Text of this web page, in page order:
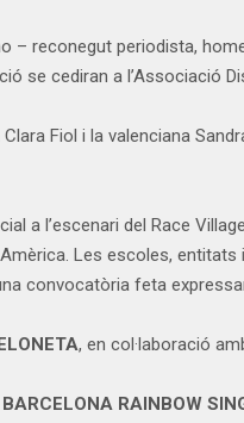
– reconegut periodista,
se cediran a l’Associació
Fiol i la valenciana
a l’escenari del Race
Les escoles,
convocatòria feta
, en col·laboració
RAINBOW